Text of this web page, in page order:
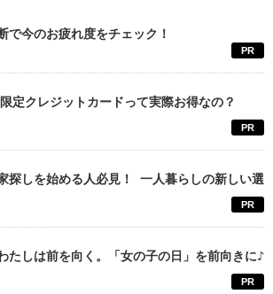
で今のお疲れ度をチェック！
PR
定クレジットカードって実際お得なの？
PR
探しを始める人必見！ 一人暮らしの新しい選
PR
たしは前を向く。「女の子の日」を前向きに♪
PR